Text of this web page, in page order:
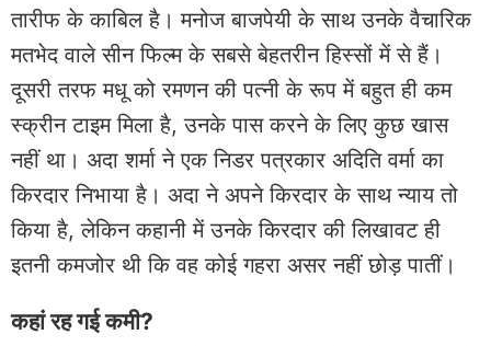
तारीफ के काबिल है। मनोज बाजपेयी के साथ उनके वैचारिक
मतभेद वाले सीन फिल्म के सबसे बेहतरीन हिस्सों में से हैं।
दूसरी तरफ मधू को रमणन की पत्नी के रूप में बहुत ही कम
स्क्रीन टाइम मिला है, उनके पास करने के लिए कुछ खास
नहीं था। अदा शर्मा ने एक निडर पत्रकार अदिति वर्मा का
किरदार निभाया है। अदा ने अपने किरदार के साथ न्याय तो
किया है, लेकिन कहानी में उनके किरदार की लिखावट ही
इतनी कमजोर थी कि वह कोई गहरा असर नहीं छोड़ पातीं।
कहां रह गई कमी?